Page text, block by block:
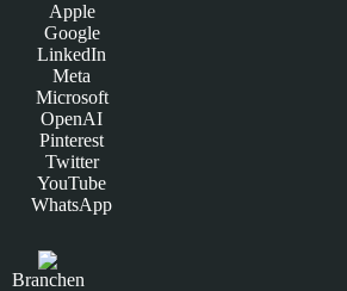
Apple
Google
LinkedIn
Meta
Microsoft
OpenAI
Pinterest
Twitter
YouTube
WhatsApp
Branchen